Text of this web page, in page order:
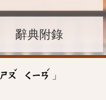
辭典附錄
ㄕㄡ
ˇ
ㄑㄧㄢ
ˊ
」